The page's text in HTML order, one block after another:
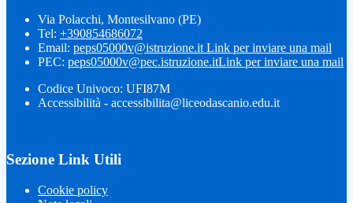
Via Polacchi, Montesilvano (PE)
Tel: +390854686072
Email: peps05000v@istruzione.it Link per inviare una mail
PEC: peps05000v@pec.istruzione.itLink per inviare una mail
Codice Univoco: UFI87M
Accessibilità - accessibilita@liceodascanio.edu.it
Sezione Link Utili
Cookie policy